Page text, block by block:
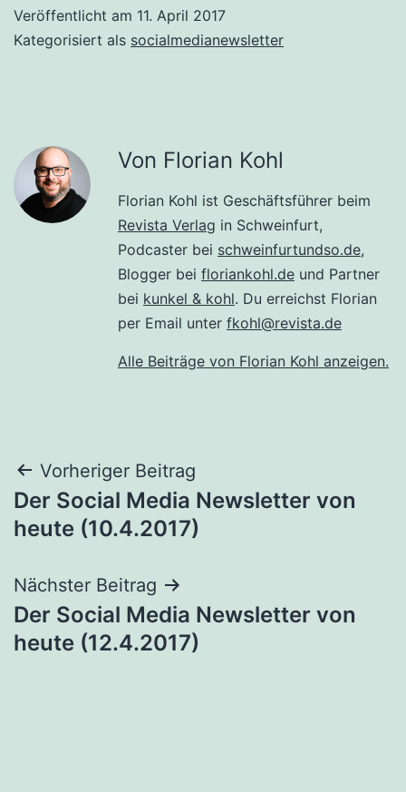
Veröffentlicht am 11. April 2017
Kategorisiert als socialmedianewsletter
Von Florian Kohl
Florian Kohl ist Geschäftsführer beim
Revista Verlag in Schweinfurt,
Podcaster bei schweinfurtundso.de,
Blogger bei floriankohl.de und Partner
bei kunkel & kohl. Du erreichst Florian
per Email unter fkohl@revista.de
Alle Beiträge von Florian Kohl anzeigen.
Beitragsnavigation
Vorheriger Beitrag
Der Social Media Newsletter von
heute (10.4.2017)
Nächster Beitrag
Der Social Media Newsletter von
heute (12.4.2017)